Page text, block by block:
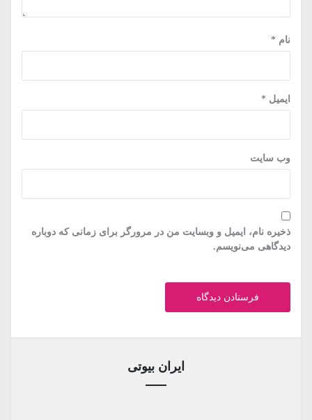
نام *
ایمیل *
وب‌ سایت
ذخیره نام، ایمیل و وبسایت من در مرورگر برای زمانی که دوباره
دیدگاهی می‌نویسم.
ایران بیوتی